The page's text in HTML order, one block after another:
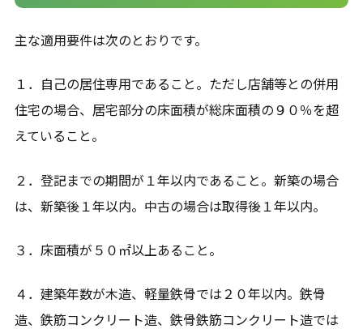
主な適用要件は次のとおりです。
１．自己の居住専用であること。ただし店舗等との併用
住宅の場合、居宅部分の床面積が総床面積の９０％を超
えていること。
２．登記までの期間が１年以内であること。新築の場合
は、新築後１年以内。中古の場合は取得後１年以内。
３．床面積が５０㎡以上あること。
４．建築年数が木造、軽量鉄骨では２０年以内。鉄骨
造、鉄筋コンクリート造、鉄骨鉄筋コンクリート造では